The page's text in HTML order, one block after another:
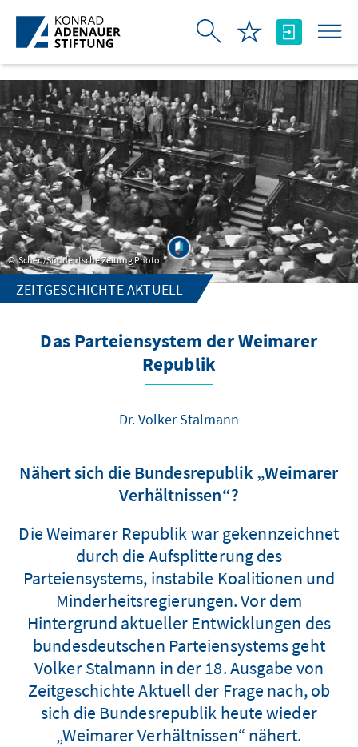
跳转到主内容
Scherl/Süddeutsche Zeitung Photo
ZEITGESCHICHTE AKTUELL
Das Parteiensystem der Weimarer
Republik
Dr. Volker Stalmann
Nähert sich die Bundesrepublik „Weimarer
Verhältnissen“?
Die Weimarer Republik war gekennzeichnet
durch die Aufsplitterung des
Parteiensystems, instabile Koalitionen und
Minderheitsregierungen. Vor dem
Hintergrund aktueller Entwicklungen des
bundesdeutschen Parteiensystems geht
Volker Stalmann in der 18. Ausgabe von
Zeitgeschichte Aktuell der Frage nach, ob
sich die Bundesrepublik heute wieder
„Weimarer Verhältnissen“ nähert.